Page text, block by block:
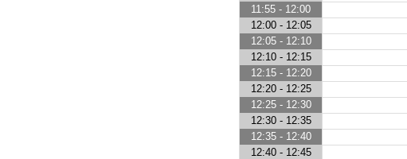
11:55 - 12:00
12:00 - 12:05
12:05 - 12:10
12:10 - 12:15
12:15 - 12:20
12:20 - 12:25
12:25 - 12:30
12:30 - 12:35
12:35 - 12:40
12:40 - 12:45